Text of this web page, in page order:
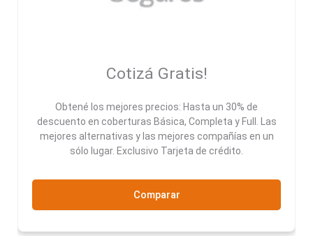
Cotizá Gratis!
Obtené los mejores precios: Hasta un 30% de
descuento en coberturas Básica, Completa y Full. Las
mejores alternativas y las mejores compañías en un
sólo lugar. Exclusivo Tarjeta de crédito.
Comparar